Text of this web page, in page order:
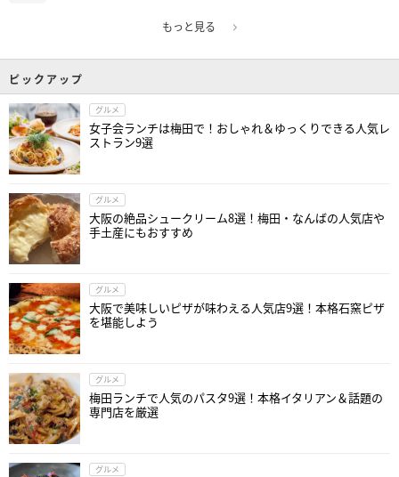
もっと見る
ピックアップ
グルメ
女子会ランチは梅田で！おしゃれ＆ゆっくりできる人気レ
ストラン9選
グルメ
大阪の絶品シュークリーム8選！梅田・なんばの人気店や
手土産にもおすすめ
グルメ
大阪で美味しいピザが味わえる人気店9選！本格石窯ピザ
を堪能しよう
グルメ
梅田ランチで人気のパスタ9選！本格イタリアン＆話題の
専門店を厳選
グルメ